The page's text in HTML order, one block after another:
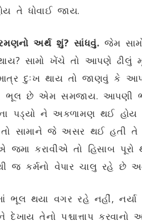
તે ધોવાઈ જાય.
અર્થ શું? સાંધવું. જેમ
સામો ખેંચે તો આપણે ઢીલું
દુઃખ થાય તો જાણવું કે
છે એમ સમજાય. આપણી
પડ્યો ને અકળામણ થઈ
સામાને જે અસર થઈ હતી તે
જમા કરાવીએ તો હિસાબ પૂરો
જ કર્મનો વેપાર ચાલુ રહે
ભૂલ થયા વગર રહે નહીં,
તેનો પશ્ચાત્તાપ